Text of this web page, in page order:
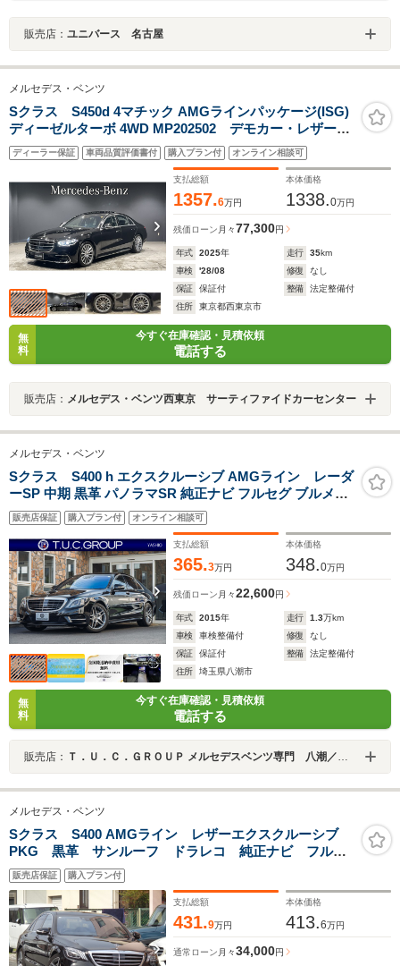
販売店： ユニバース 名古屋
メルセデス・ベンツ
Sクラス S450d 4マチック AMGラインパッケージ(ISG)
ディーゼルターボ 4WD MP202502 デモカー・レザーエ
クスクルーシブP・ベーシックP・ドライバーズP・パノ
ラマルーフ リアアクスルステアリング ヘッドアップ
ディスプレイ ブルメスターサウンド シートベンチレ
ーター ナッパレザーシート
ディーラー保証 車両品質評価書付 購入プラン付 オンライン相談可
支払総額
1357.6万円
本体価格
1338.0万円
残価ローン 月々77,300円
年式 2025年 走行 35km
車検
'28/08 修復
なし
保証
保証付 整備
法定整備付
住所
東京都西東京市
無
料
今すぐ在庫確認・見積依頼
電話する
販売店： メルセデス・ベンツ西東京 サーティファイドカーセンター
メルセデス・ベンツ
Sクラス S400 h エクスクルーシブ AMGライン レーダ
ーSP 中期 黒革 パノラマSR 純正ナビ フルセグ ブルメス
ター 360カメラ ソフトドアクロージャー 自動トランク フ
ットオープナー エアバランスP designoメタライズウッ
ド AMGエアロ&19AW ACC BSM LCW 2年保証
販売店保証 購入プラン付 オンライン相談可
支払総額
365.3万円
本体価格
348.0万円
残価ローン 月々22,600円
年式 2015年 走行 1.3万km
車検
車検整備付 修復
なし
保証
保証付 整備
法定整備付
住所
埼玉県八潮市
無
料
今すぐ在庫確認・見積依頼
電話する
販売店： Ｔ．Ｕ．Ｃ．ＧＲＯＵＰ メルセデスベンツ専門 八潮／（株）バーディット
メルセデス・ベンツ
Sクラス S400 AMGライン レザーエクスクルーシブ
PKG 黒革 サンルーフ ドラレコ 純正ナビ フルセ
グ 全周囲カメラ ブルメスター 純正AW19インチ
販売店保証 購入プラン付
支払総額
431.9万円
本体価格
413.6万円
通常ローン 月々34,000円